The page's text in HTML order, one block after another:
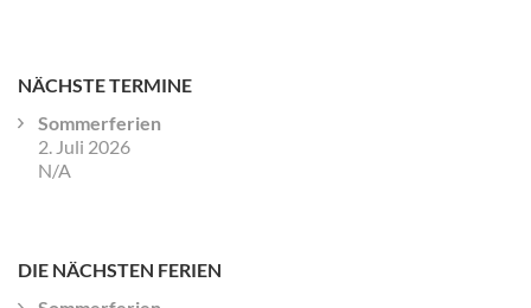
NÄCHSTE TERMINE
Sommerferien
2. Juli 2026
N/A
DIE NÄCHSTEN FERIEN